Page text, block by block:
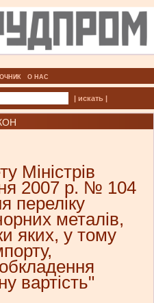
О НАС
| искать |
Міністрів
2007 р. № 104
переліку
металів,
яких, у тому
вартість"